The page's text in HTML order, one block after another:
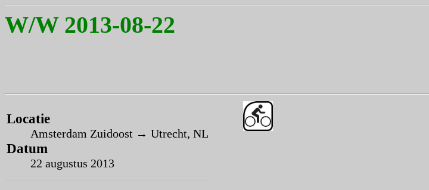
W/W 2013-08-22
Locatie
Amsterdam Zuidoost → Utrecht, NL
Datum
22 augustus 2013